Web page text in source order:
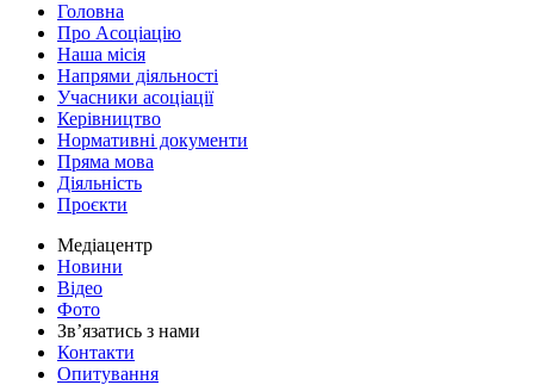
Головна
Про Асоціацію
Наша місія
Напрями діяльності
Учасники асоціації
Керівництво
Нормативні документи
Пряма мова
Діяльність
Проєкти
Медіацентр
Новини
Відео
Фото
Зв’язатись з нами
Контакти
Опитування